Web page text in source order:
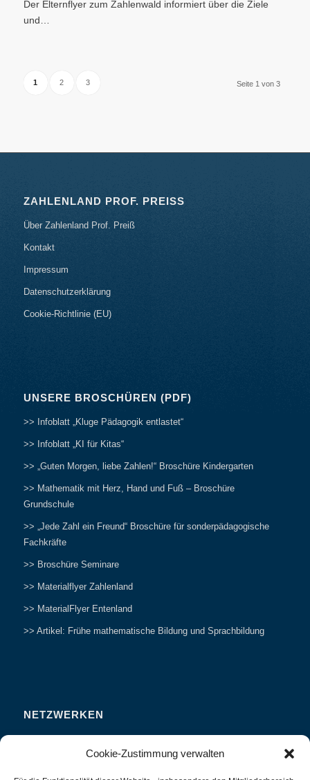
Cookie-Zustimmung verwalten
Der Elternflyer zum Zahlenwald informiert über die Ziele
und…
Seite 1 von 3
1 2 3
ZAHLENLAND PROF. PREISS
Über Zahlenland Prof. Preiß
Kontakt
Impressum
Datenschutzerklärung
Cookie-Richtlinie (EU)
UNSERE BROSCHÜREN (PDF)
>> Infoblatt „Kluge Pädagogik entlastet“
>> Infoblatt „KI für Kitas“
>> „Guten Morgen, liebe Zahlen!“ Broschüre Kindergarten
>> Mathematik mit Herz, Hand und Fuß – Broschüre
Grundschule
>> „Jede Zahl ein Freund“ Broschüre für sonderpädagogische
Fachkräfte
>> Broschüre Seminare
>> Materialflyer Zahlenland
>> MaterialFlyer Entenland
>> Artikel: Frühe mathematische Bildung und Sprachbildung
NETZWERKEN